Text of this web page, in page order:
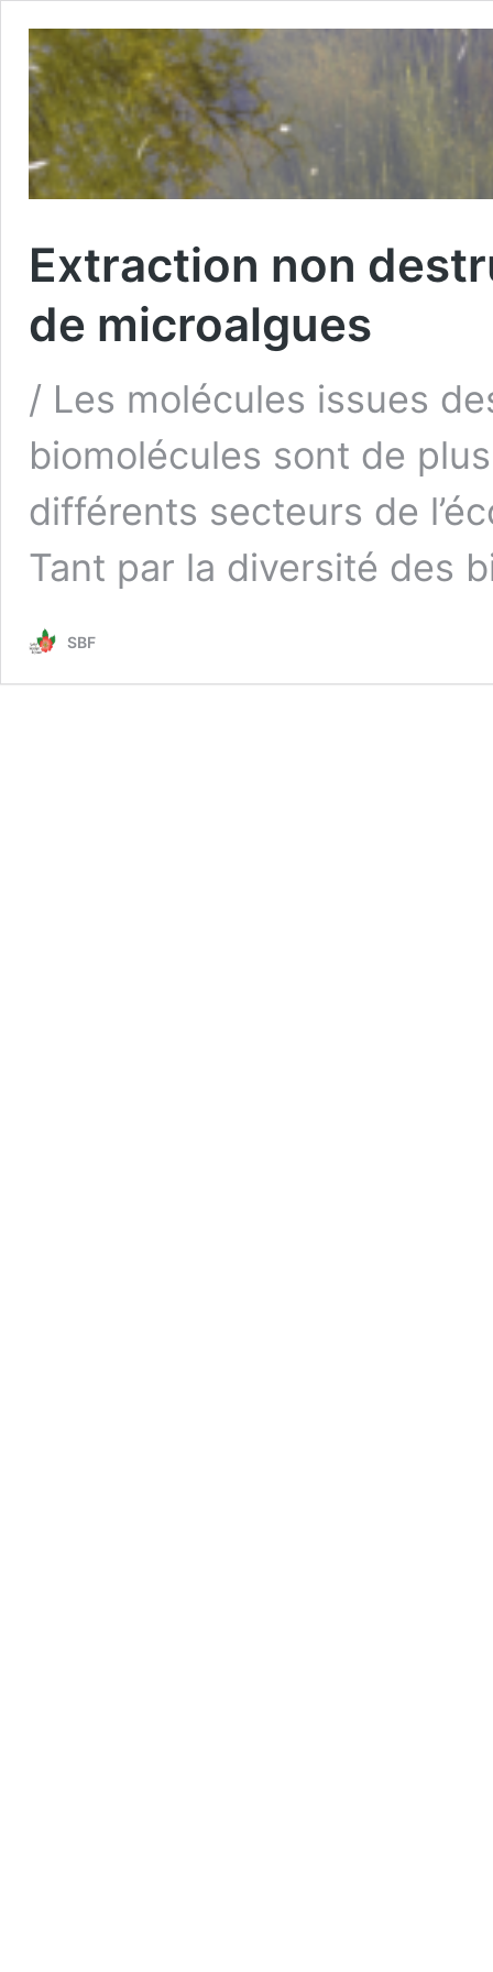
Extraction non
de microalgues
/ Les molécules issues
biomolécules sont de
différents secteurs de
Tant par la diversité des
SBF